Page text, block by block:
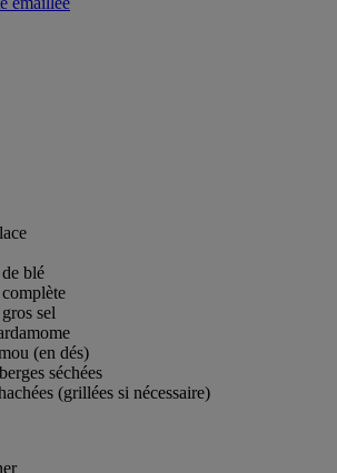
blé
sel
(en dés)
séchées
(grillées si nécessaire)